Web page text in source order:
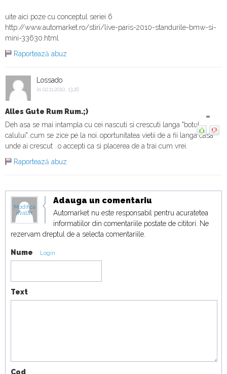
uite aici poze cu conceptul seriei 6
http://www.automarket.ro/stiri/live-paris-2010-standurile-bmw-si-
mini-33630.html
Raportează abuz
Lossado
la 02.11.2010, 13:26
Alles Gute Rum Rum.;)
Deh asa se mai intampla cu cei nascuti si crescuti langa "botul
calului"..cum se zice pe la noi..oportunitatea vietii de a fii langa casa
unde ai crescut ..o accepti ca si placerea de a trai cum vrei.
Raportează abuz
-
Modifica
avatar
Adauga un comentariu
Automarket nu este responsabil pentru acuratetea
informatiilor din comentariile postate de cititori. Ne
rezervam dreptul de a selecta comentariile.
Nume Login
Text
Cod